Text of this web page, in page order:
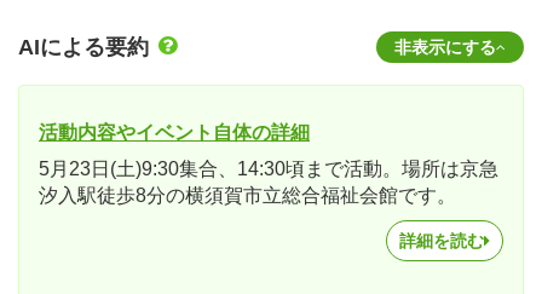
AIによる要約 非表示にする
活動内容やイベント自体の詳細
5月23日(土)9:30集合、14:30頃まで活動。場所は京急
汐入駅徒歩8分の横須賀市立総合福祉会館です。
詳細を読む